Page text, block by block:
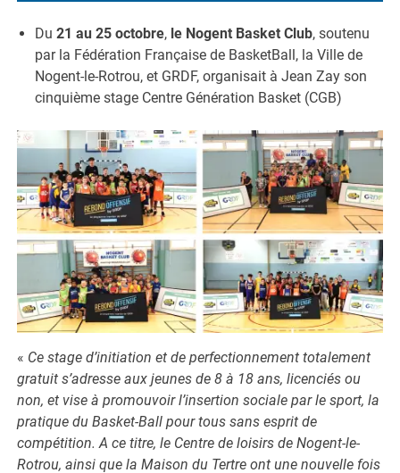
Du21 au 25 octobre, le Nogent Basket Club, soutenu
par la Fédération Française de BasketBall, la Ville de
Nogent-le-Rotrou, et GRDF, organisait à Jean Zay son
cinquième stage Centre Génération Basket (CGB)
« Ce stage d’initiation et de perfectionnement totalement
gratuit s’adresse aux jeunes de 8 à 18 ans, licenciés ou
non, et vise à promouvoir l’insertion sociale par le sport, la
pratique du Basket-Ball pour tous sans esprit de
compétition. A ce titre, le Centre de loisirs de Nogent-le-
Rotrou, ainsi que la Maison du Tertre ont une nouvelle fois